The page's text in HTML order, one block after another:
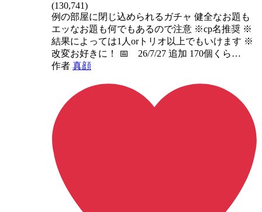
(130,741)
例の部屋に閉じ込められるガチャ 健全なお題も
エッなお題も何でもあるので注意 ※cp名推奨 ※
結果によっては1人orトリオ以上でもいけます ※
改変お好きに！ 📅 26/7/27 追加 170個くら…
作者 真顔